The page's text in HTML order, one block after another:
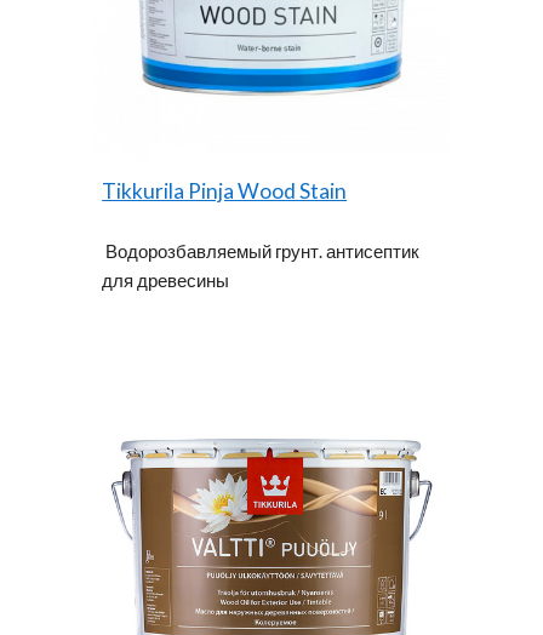
Tikkurila Pinja Wood Stain
Водорозбавляемый грунт. антисептик
для древесины